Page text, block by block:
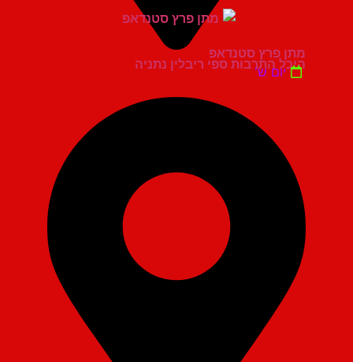
היכל התרבות ספי ריבלין נתניה
מתן פרץ סטנדאפ
יום ש'